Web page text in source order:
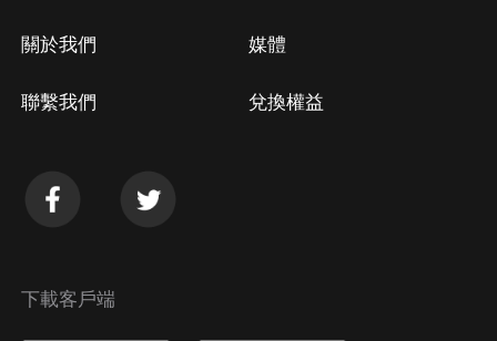
關於我們
聯繫我們
媒體
兌換權益
下載客戶端